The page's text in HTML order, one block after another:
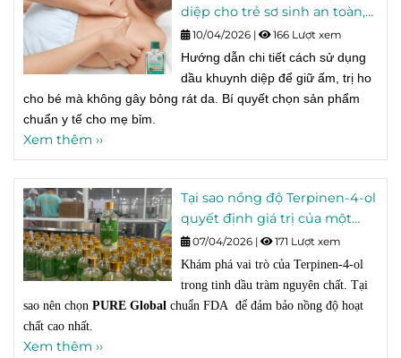
diệp cho trẻ sơ sinh an toàn,
không gây bỏng rát.
10/04/2026 | 166 Lượt xem
Hướng dẫn chi tiết cách sử dụng
dầu khuynh diệp để giữ ấm, trị ho
cho bé mà không gây bỏng rát da. Bí quyết chọn sản phẩm
chuẩn y tế cho mẹ bỉm.
Xem thêm ››
Tại sao nồng độ Terpinen-4-ol
quyết định giá trị của một
chai tinh dầu tràm?
07/04/2026 | 171 Lượt xem
Khám phá vai trò của Terpinen-4-ol
trong tinh dầu tràm nguyên chất. Tại
sao nên chọn PURE Global chuẩn FDA để đảm bảo nồng độ hoạt
chất cao nhất.
Xem thêm ››